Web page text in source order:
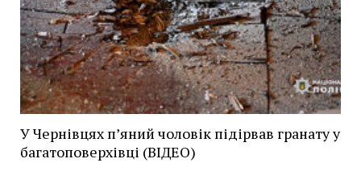
У Чернівцях п’яний чоловік підірвав гранату у
багатоповерхівці (ВІДЕО)